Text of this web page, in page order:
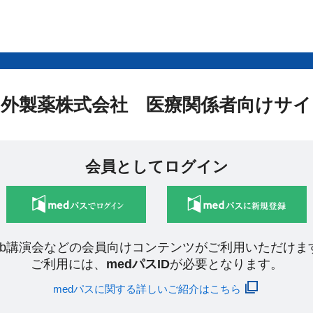
製薬株式会社 医療関係者向けサ
会員としてログイン
講演会などの会員向けコンテンツがご利用いただけま
ご利用には、 medパスIDが必要となります。
medパスに関する詳しいご紹介はこちら